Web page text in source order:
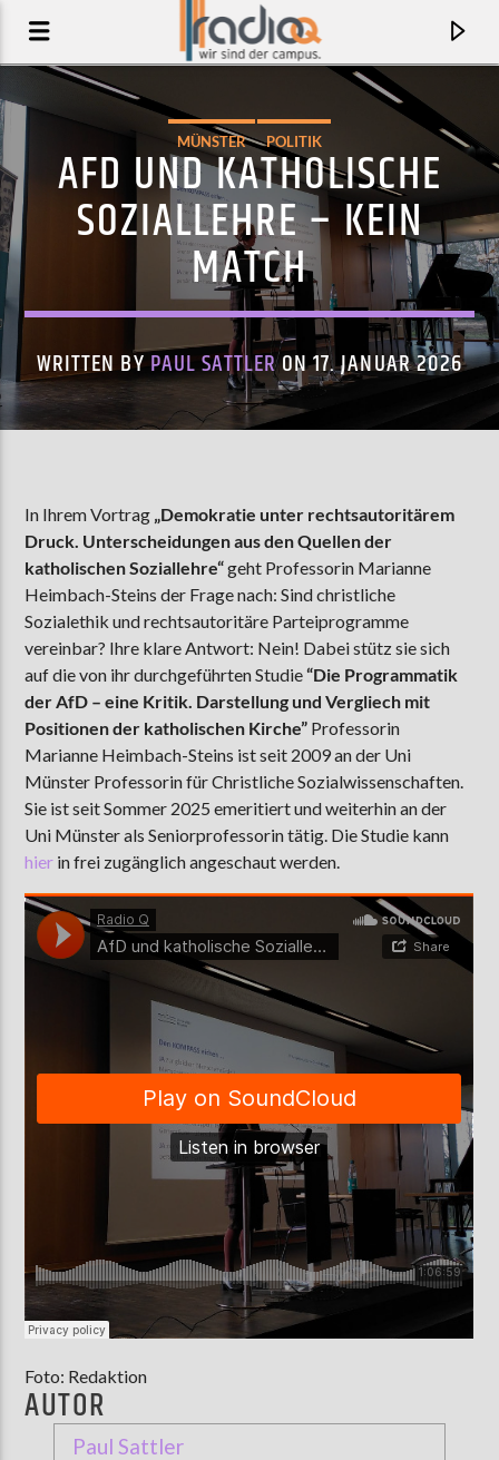
AKTUELLER TRACK
AKTUELLE SENDUNG
MOEBIUS
12:00 24:00
ZU HÖREN INMünster90,9 MHzSteinfurt 103,9 MHz
MÜNSTER POLITIK
AFD UND KATHOLISCHE
SOZIALLEHRE – KEIN
MATCH
WRITTEN BYPAUL SATTLERON 17. JANUAR 2026
In Ihrem Vortrag „Demokratie unter rechtsautoritärem
Druck. Unterscheidungen aus den Quellen der
katholischen Soziallehre“geht Professorin Marianne
Heimbach-Steins der Frage nach: Sind christliche
Sozialethik und rechtsautoritäre Parteiprogramme
vereinbar? Ihre klare Antwort: Nein! Dabei stütz sie sich
auf die von ihr durchgeführten Studie“Die Programmatik
der AfD – eine Kritik. Darstellung und Vergliech mit
Positionen der katholischen Kirche” Professorin
Marianne Heimbach-Steins ist seit 2009 an der Uni
Münster Professorin für Christliche Sozialwissenschaften.
Sie ist seit Sommer 2025 emeritiert und weiterhin an der
Uni Münster als Seniorprofessorin tätig. Die Studie kann
hier in frei zugänglich angeschaut werden.
Foto: Redaktion
AUTOR
Paul Sattler